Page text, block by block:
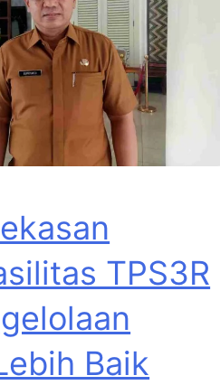
TPS3R
Baik